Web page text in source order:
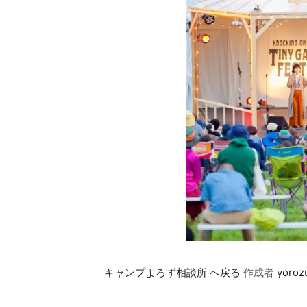
キャンプよろず相談所 へ戻る 作成者